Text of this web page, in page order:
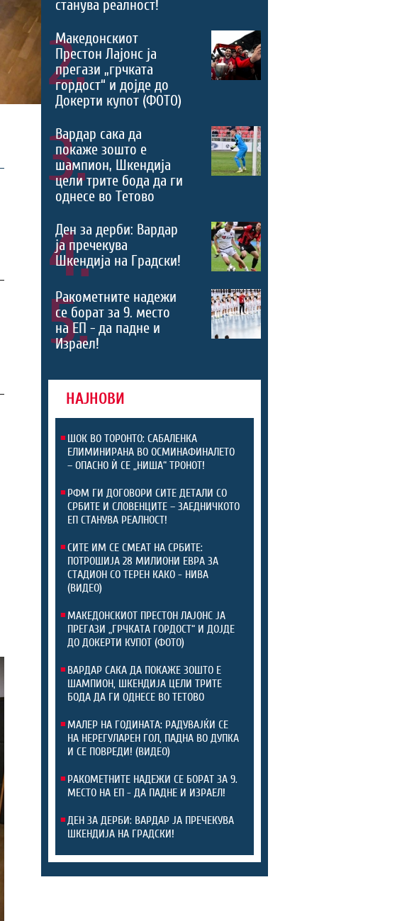
станува реалност!
2.
Македонскиот
Престон Лајонс ја
прегази „грчката
гордост“ и дојде до
Докерти купот (ФОТО)
3.
Вардар сака да
покаже зошто е
шампион, Шкендија
цели трите бода да ги
однесе во Тетово
4.
Ден за дерби: Вардар
ја пречекува
Шкендија на Градски!
5.
Ракометните надежи
се борат за 9. место
на ЕП - да падне и
Израел!
НАЈНОВИ
ШОК ВО ТОРОНТО: САБАЛЕНКА
ЕЛИМИНИРАНА ВО ОСМИНАФИНАЛЕТО
– ОПАСНО Ѝ СЕ „НИША“ ТРОНОТ!
РФМ ГИ ДОГОВОРИ СИТЕ ДЕТАЛИ СО
СРБИТЕ И СЛОВЕНЦИТЕ – ЗАЕДНИЧКОТО
ЕП СТАНУВА РЕАЛНОСТ!
СИТЕ ИМ СЕ СМЕАТ НА СРБИТЕ:
ПОТРОШИЈА 28 МИЛИОНИ ЕВРА ЗА
СТАДИОН СО ТЕРЕН КАКО - НИВА
(ВИДЕО)
МАКЕДОНСКИОТ ПРЕСТОН ЛАЈОНС ЈА
ПРЕГАЗИ „ГРЧКАТА ГОРДОСТ“ И ДОЈДЕ
ДО ДОКЕРТИ КУПОТ (ФОТО)
ВАРДАР САКА ДА ПОКАЖЕ ЗОШТО Е
ШАМПИОН, ШКЕНДИЈА ЦЕЛИ ТРИТЕ
БОДА ДА ГИ ОДНЕСЕ ВО ТЕТОВО
МАЛЕР НА ГОДИНАТА: РАДУВАЈЌИ СЕ
НА НЕРЕГУЛАРЕН ГОЛ, ПАДНА ВО ДУПКА
И СЕ ПОВРЕДИ! (ВИДЕО)
РАКОМЕТНИТЕ НАДЕЖИ СЕ БОРАТ ЗА 9.
МЕСТО НА ЕП - ДА ПАДНЕ И ИЗРАЕЛ!
ДЕН ЗА ДЕРБИ: ВАРДАР ЈА ПРЕЧЕКУВА
ШКЕНДИЈА НА ГРАДСКИ!